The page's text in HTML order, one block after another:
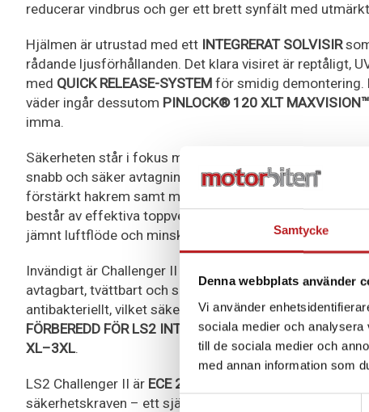
Samtycke
Denna webbplats använder
Vi använder
sociala medier och
till de sociala medier och
med annan information som
Samtyckesval
reducerar vindbrus och ger ett brett synfält med
Hjälmen är utrustad med ett INTEGRERAT SOLVISIR
rådande ljusförhållanden. Det klara visiret är reptåligt,
med QUICK RELEASE-SYSTEM för smidig demontering.
väder ingår dessutom PINLOCK® 120 XLT MAXVISION™
imma.
Säkerheten står i fokus med funktioner som
snabb och säker avtagning vid olycka,MICROMETRISKT
förstärkt hakrem samt metallförstärkt säkerhetsplatta.
består av effektiva toppventiler, bakre utblås och
jämnt luftflöde och minskar värmeuppbyggnad även vid
Invändigt är Challenger II försedd med ett exklusivt
avtagbart, tvättbart och snabbtorkande. Materialet är
antibakteriellt, vilket säkerställer långvarig fräschör och
FÖRBEREDD FÖR LS2 INTERCOMoch finns i tre
XL–3XL.
LS2 Challenger II är ECE 22.06-GODKÄND
säkerhetskraven – ett självklart val för modern